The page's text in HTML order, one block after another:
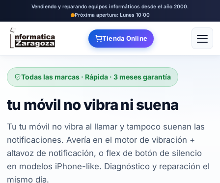
Vendiendo y reparando equipos informáticos desde el año 2000.
Próxima apertura: Lunes 10:00
Tienda Online Abrir
Todas las marcas · Rápida · 3 meses garantía
tu móvil no vibra ni suena
Tu tu móvil no vibra al llamar y tampoco suenan las
notificaciones. Avería en el motor de vibración +
altavoz de notificación, o flex de botón de silencio
en modelos iPhone-like. Diagnóstico y reparación el
mismo día.